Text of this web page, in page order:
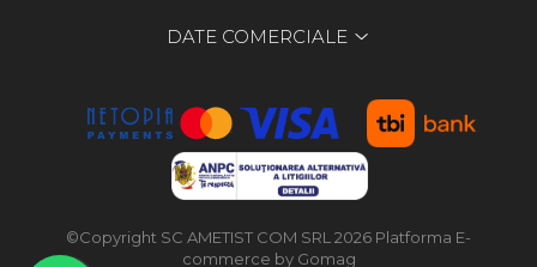
DATE COMERCIALE
©Copyright SC AMETIST COM SRL 2026 Platforma E-
commerce by Gomag